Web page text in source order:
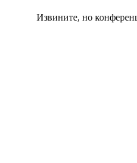
Извините, но